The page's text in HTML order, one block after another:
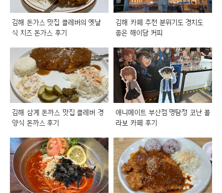
김해 돈가스 맛집 클레버의 옛날
식 치즈 돈가스 후기
김해 카페 추천 분위기도 경치도
좋은 해이담 커피
김해 삼계 돈까스 맛집 클레버 경
양식 돈까스 후기
애니메이트 부산점 명탐정 코난 콜
라보 카페 후기